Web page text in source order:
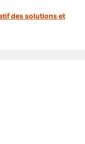
des solutions et